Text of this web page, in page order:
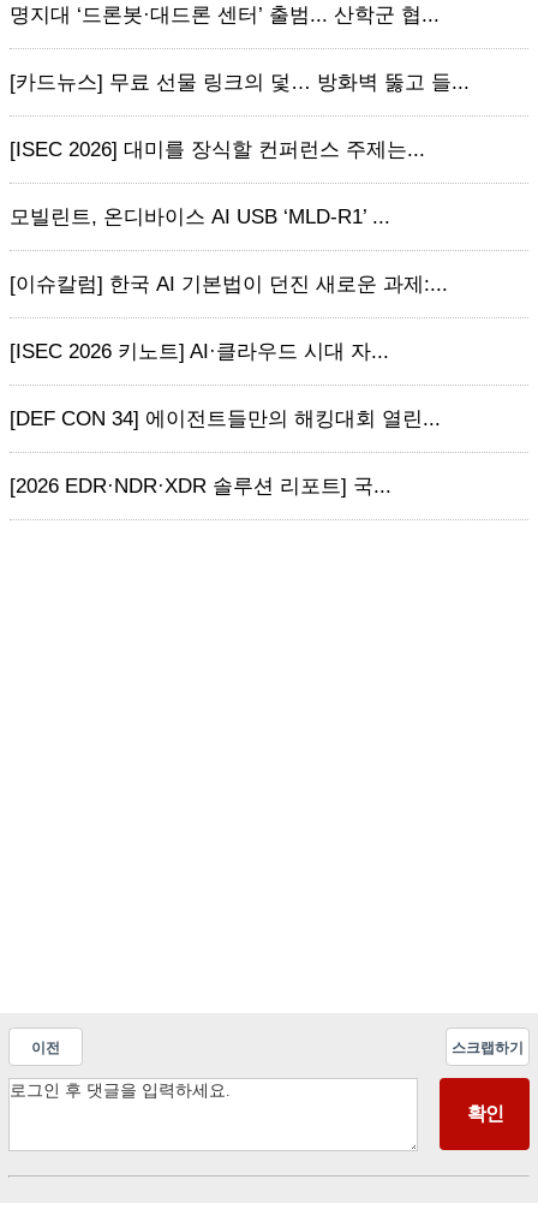
명지대 ‘드론봇·대드론 센터’ 출범... 산학군 협...
[카드뉴스] 무료 선물 링크의 덫… 방화벽 뚫고 들...
[ISEC 2026] 대미를 장식할 컨퍼런스 주제는...
모빌린트, 온디바이스 AI USB ‘MLD-R1’ ...
[이슈칼럼] 한국 AI 기본법이 던진 새로운 과제:...
[ISEC 2026 키노트] AI·클라우드 시대 자...
[DEF CON 34] 에이전트들만의 해킹대회 열린...
[2026 EDR·NDR·XDR 솔루션 리포트] 국...
이전 스크랩하기